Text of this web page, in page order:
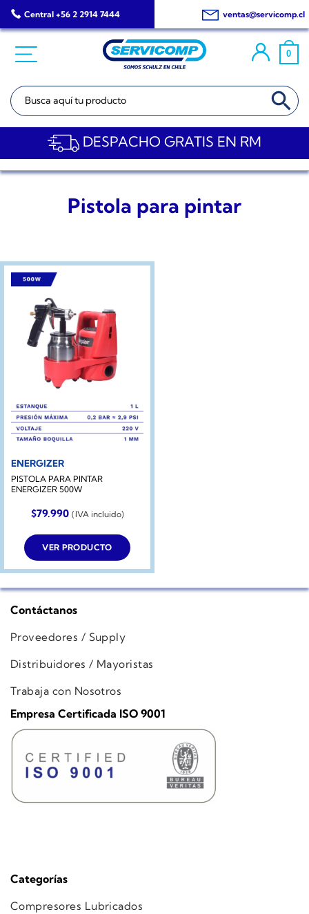
Saltar
al
Central +56 2 2914 7444 ventas@servicomp.cl
0
Buscar: BOTÓN DE
DESPACHO GRATIS EN RM
Pistola para pintar
ENERGIZER
PISTOLA PARA PINTAR
ENERGIZER 500W
$79.990 (IVA incluido)
VER PRODUCTO
Categorías
Compresores Lubricados
Contáctanos
Proveedores / Supply
Distribuidores / Mayoristas
Trabaja con Nosotros
Empresa Certificada ISO 9001